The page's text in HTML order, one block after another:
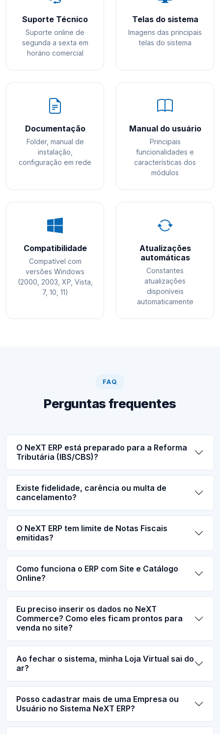
Suporte Técnico
Suporte online de
segunda a sexta em
horário comercial
Telas do sistema
Imagens das principais
telas do sistema
Documentação
Folder, manual de
instalação,
configuração em rede
Manual do usuário
Principais
funcionalidades e
características dos
módulos
Compatibilidade
Compatível com
versões Windows
(2000, 2003, XP, Vista,
7, 10, 11)
Atualizações
automáticas
Constantes
atualizações
disponíveis
automaticamente
FAQ
Perguntas frequentes
O NeXT ERP está preparado para a Reforma
Tributária (IBS/CBS)?
Existe fidelidade, carência ou multa de
cancelamento?
O NeXT ERP tem limite de Notas Fiscais
emitidas?
Como funciona o ERP com Site e Catálogo
Online?
Eu preciso inserir os dados no NeXT
Commerce? Como eles ficam prontos para
venda no site?
Ao fechar o sistema, minha Loja Virtual sai do
ar?
Posso cadastrar mais de uma Empresa ou
Usuário no Sistema NeXT ERP?